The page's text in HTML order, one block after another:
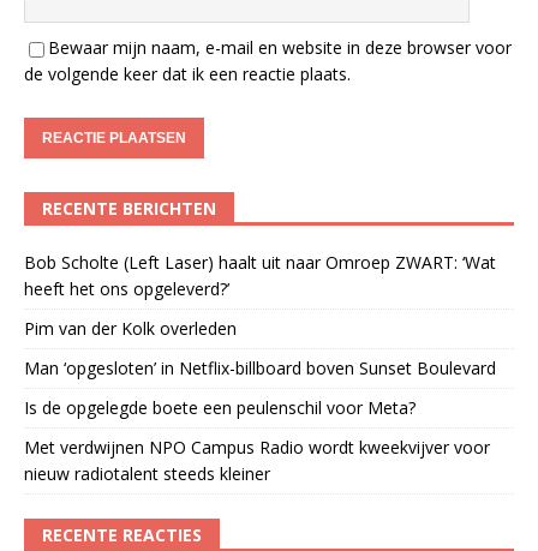
Bewaar mijn naam, e-mail en website in deze browser voor
de volgende keer dat ik een reactie plaats.
RECENTE BERICHTEN
Bob Scholte (Left Laser) haalt uit naar Omroep ZWART: ‘Wat
heeft het ons opgeleverd?’
Pim van der Kolk overleden
Man ‘opgesloten’ in Netflix-billboard boven Sunset Boulevard
Is de opgelegde boete een peulenschil voor Meta?
Met verdwijnen NPO Campus Radio wordt kweekvijver voor
nieuw radiotalent steeds kleiner
RECENTE REACTIES